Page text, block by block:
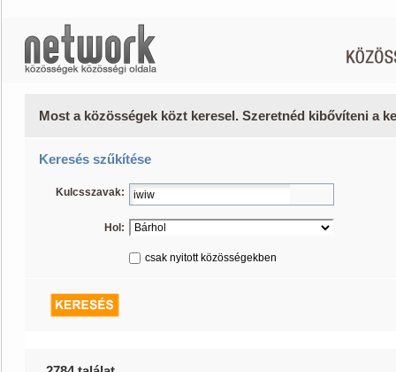
Most a közösségek közt keresel. Szeretnéd kibővíteni a
Keresés szűkítése
Kulcsszavak:
Hol:
csak nyitott közösségekben